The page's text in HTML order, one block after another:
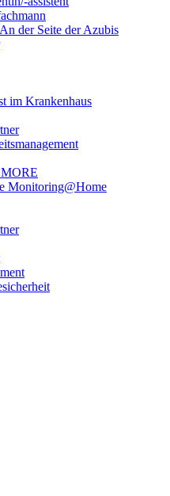
der Seite der Azubis
im Krankenhaus
Monitoring@Home